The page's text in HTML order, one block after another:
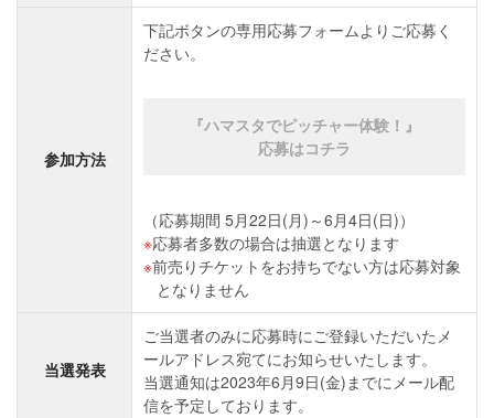
参加方法
下記ボタンの専用応募フォームよりご応募く
ださい。
『ハマスタでピッチャー体験！』
応募はコチラ
（応募期間 5月22日(月)～6月4日(日)）
応募者多数の場合は抽選となります
前売りチケットをお持ちでない方は応募対象
となりません
当選発表
ご当選者のみに応募時にご登録いただいたメ
ールアドレス宛てにお知らせいたします。
当選通知は2023年6月9日(金)までにメール配
信を予定しております。